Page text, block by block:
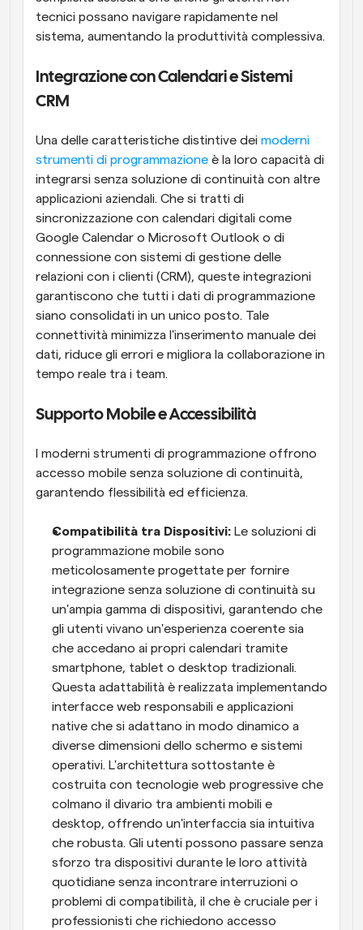
tecnici possano navigare rapidamente nel
sistema, aumentando la produttività complessiva.
Integrazione con Calendari e Sistemi
CRM
Una delle caratteristiche distintive dei moderni
strumenti di programmazione è la loro capacità di
integrarsi senza soluzione di continuità con altre
applicazioni aziendali. Che si tratti di
sincronizzazione con calendari digitali come
Google Calendar o Microsoft Outlook o di
connessione con sistemi di gestione delle
relazioni con i clienti (CRM), queste integrazioni
garantiscono che tutti i dati di programmazione
siano consolidati in un unico posto. Tale
connettività minimizza l'inserimento manuale dei
dati, riduce gli errori e migliora la collaborazione in
tempo reale tra i team.
Supporto Mobile e Accessibilità
I moderni strumenti di programmazione offrono
accesso mobile senza soluzione di continuità,
garantendo flessibilità ed efficienza.
Compatibilità tra Dispositivi: Le soluzioni di
programmazione mobile sono
meticolosamente progettate per fornire
integrazione senza soluzione di continuità su
un'ampia gamma di dispositivi, garantendo che
gli utenti vivano un'esperienza coerente sia
che accedano ai propri calendari tramite
smartphone, tablet o desktop tradizionali.
Questa adattabilità è realizzata implementando
interfacce web responsabili e applicazioni
native che si adattano in modo dinamico a
diverse dimensioni dello schermo e sistemi
operativi. L'architettura sottostante è
costruita con tecnologie web progressive che
colmano il divario tra ambienti mobili e
desktop, offrendo un'interfaccia sia intuitiva
che robusta. Gli utenti possono passare senza
sforzo tra dispositivi durante le loro attività
quotidiane senza incontrare interruzioni o
problemi di compatibilità, il che è cruciale per i
professionisti che richiedono accesso